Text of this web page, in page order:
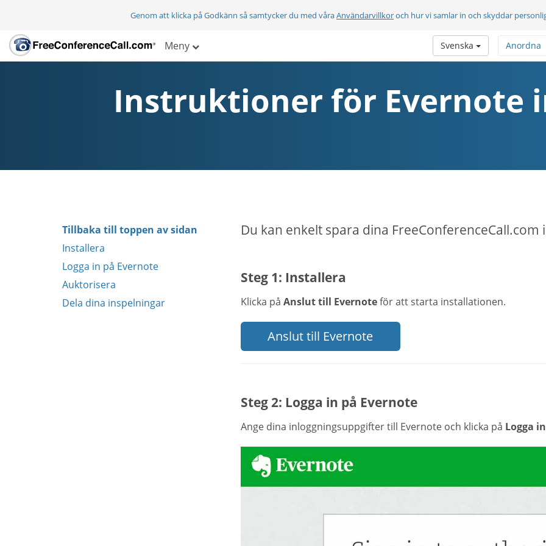
Genom att klicka på Godkänn så samtycker du med våraAnvändarvillkoroch hur vi samlar in och skyddar
Meny Anordna
Svenska
Instruktioner för Evernote
Tillbaka till toppen av sidan
Installera
Logga in på Evernote
Auktorisera
Dela dina inspelningar
Du kan enkelt spara dina
Steg 1: Installera
Klicka på Anslut till Evernoteför att starta installationen.
Anslut till Evernote
Steg 2: Logga in på Evernote
Ange dina inloggningsuppgifter till Evernote och klicka på Logga in